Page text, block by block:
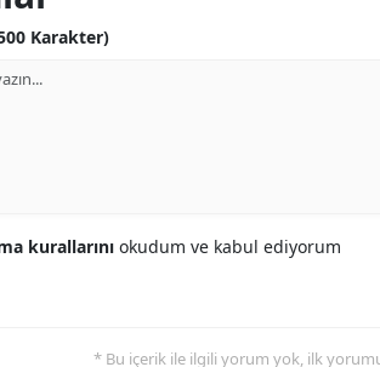
Karakter)
kurallarını okudum ve kabul ediyorum
* Bu içerik ile ilgili yorum yok, ilk yorumu